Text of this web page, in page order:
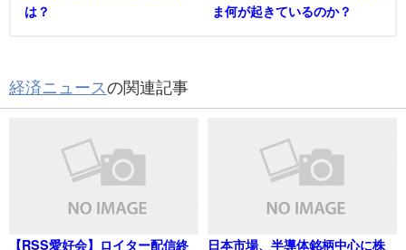
は？
ま何が起きているのか？
経済ニュースの関連記事
【RSS愛好会】ロイター配信終
日本市場、半導体銘柄中心に株